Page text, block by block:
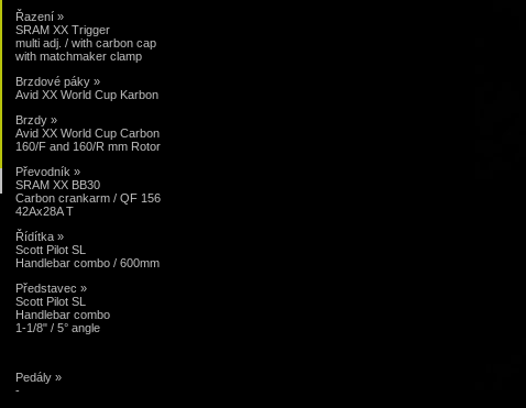
Řazení »
SRAM XX Trigger
multi adj. / with carbon cap
with matchmaker clamp
Brzdové páky »
Avid XX World Cup Karbon
Brzdy »
Avid XX World Cup Carbon
160/F and 160/R mm Rotor
Převodník »
SRAM XX BB30
Carbon crankarm / QF 156
42Ax28A T
Řídítka »
Scott Pilot SL
Handlebar combo / 600mm
Představec »
Scott Pilot SL
Handlebar combo
1-1/8" / 5° angle
Pedály »
-